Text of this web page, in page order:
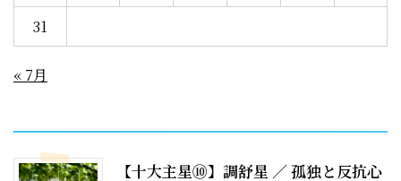
31
« 7月
【十大主星⑩】調舒星 ／ 孤独と反抗心